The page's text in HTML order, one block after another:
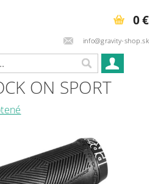
info@gravity-shop.sk
0 €
ON SPORT